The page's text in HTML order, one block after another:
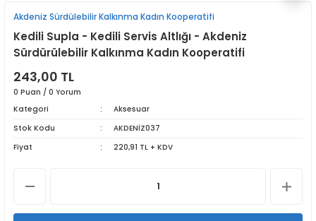
Akdeniz Sürdülebilir Kalkınma Kadın Kooperatifi
Kedili Supla - Kedili Servis Altlığı - Akdeniz
Sürdürülebilir Kalkınma Kadın Kooperatifi
243,00 TL
0 Puan / 0 Yorum
Kategori
Aksesuar
Stok Kodu
AKDENİZ037
Fiyat
220,91 TL + KDV